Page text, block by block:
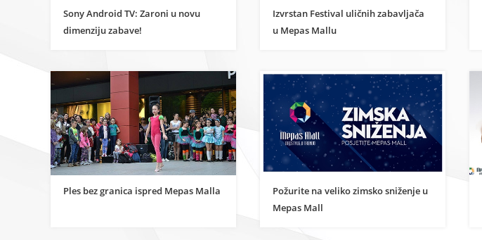
Sony Android TV: Zaroni u novu
dimenziju zabave!
Izvrstan Festival uličnih zabavljača
u Mepas Mallu
Ples bez granica ispred Mepas Malla
Požurite na veliko zimsko sniženje u
Mepas Mall